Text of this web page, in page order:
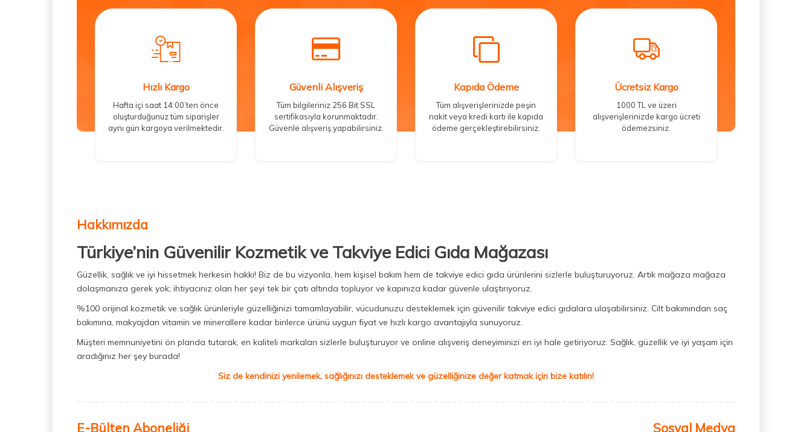
Hızlı Kargo
Hafta içi saat 14:00’ten önce
oluşturduğunuz tüm siparişler
aynı gün kargoya verilmektedir.
Güvenli Alışveriş
Tüm bilgileriniz 256 Bit SSL
sertifikasıyla korunmaktadır.
Güvenle alışveriş yapabilirsiniz.
Kapıda Ödeme
Tüm alışverişlerinizde peşin
nakit veya kredi kartı ile kapıda
ödeme gerçekleştirebilirsiniz.
Ücretsiz Kargo
1000 TL ve üzeri
alışverişlerinizde kargo ücreti
ödemezsiniz.
Hakkımızda
Türkiye’nin Güvenilir Kozmetik ve Takviye Edici Gıda Mağazası
Güzellik, sağlık ve iyi hissetmek herkesin hakkı! Biz de bu vizyonla, hem kişisel bakım hem de takviye edici gıda ürünlerini sizlerle buluşturuyoruz. Artık mağaza mağaza
dolaşmanıza gerek yok; ihtiyacınız olan her şeyi tek bir çatı altında topluyor ve kapınıza kadar güvenle ulaştırıyoruz.
%100 orijinal kozmetik ve sağlık ürünleriyle güzelliğinizi tamamlayabilir, vücudunuzu desteklemek için güvenilir takviye edici gıdalara ulaşabilirsiniz. Cilt bakımından saç
bakımına, makyajdan vitamin ve minerallere kadar binlerce ürünü uygun fiyat ve hızlı kargo avantajıyla sunuyoruz.
Müşteri memnuniyetini ön planda tutarak, en kaliteli markaları sizlerle buluşturuyor ve online alışveriş deneyiminizi en iyi hale getiriyoruz. Sağlık, güzellik ve iyi yaşam için
aradığınız her şey burada!
Siz de kendinizi yenilemek, sağlığınızı desteklemek ve güzelliğinize değer katmak için bize katılın!
E-Bülten Aboneliği Sosyal Medya